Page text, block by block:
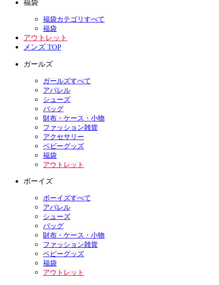
福袋
福袋カテゴリすべて
福袋
アウトレット
メンズ TOP
ガールズ
ガールズすべて
アパレル
シューズ
バッグ
財布・ケース・小物
ファッション雑貨
アクセサリー
ベビーグッズ
福袋
アウトレット
ボーイズ
ボーイズすべて
アパレル
シューズ
バッグ
財布・ケース・小物
ファッション雑貨
ベビーグッズ
福袋
アウトレット